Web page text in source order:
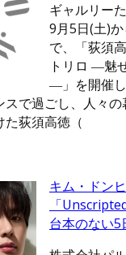
ギャルリー
9月5日(土)
で、「荻須
トリロ ―魅
―」を開催
スで過ごし、人々
た荻須高徳（
キム・ドン
「
台本のない5